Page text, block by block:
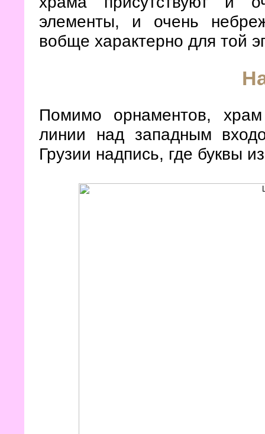
элементы, и очень
вобще характерно для той
Помимо орнаментов,
линии над западным
Грузии надпись, где буквы